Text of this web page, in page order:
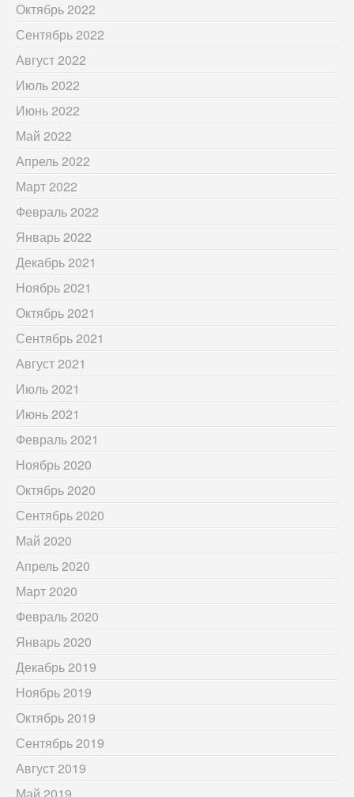
Октябрь 2022
Сентябрь 2022
Август 2022
Июль 2022
Июнь 2022
Май 2022
Апрель 2022
Март 2022
Февраль 2022
Январь 2022
Декабрь 2021
Ноябрь 2021
Октябрь 2021
Сентябрь 2021
Август 2021
Июль 2021
Июнь 2021
Февраль 2021
Ноябрь 2020
Октябрь 2020
Сентябрь 2020
Май 2020
Апрель 2020
Март 2020
Февраль 2020
Январь 2020
Декабрь 2019
Ноябрь 2019
Октябрь 2019
Сентябрь 2019
Август 2019